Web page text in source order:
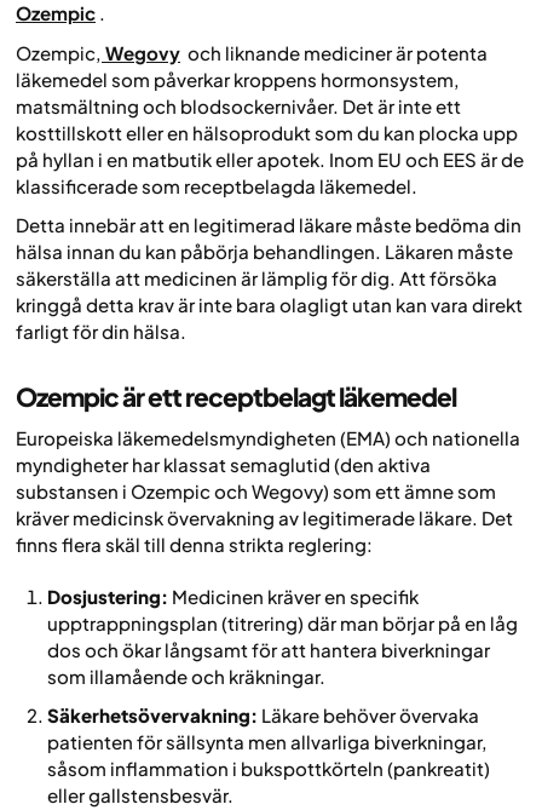
Ozempic .
Ozempic, Wegovy och liknande mediciner är potenta
läkemedel som påverkar kroppens hormonsystem,
matsmältning och blodsockernivåer. Det är inte ett
kosttillskott eller en hälsoprodukt som du kan plocka upp
på hyllan i en matbutik eller apotek. Inom EU och EES är de
klassificerade som receptbelagda läkemedel.
Detta innebär att en legitimerad läkare måste bedöma din
hälsa innan du kan påbörja behandlingen. Läkaren måste
säkerställa att medicinen är lämplig för dig. Att försöka
kringgå detta krav är inte bara olagligt utan kan vara direkt
farligt för din hälsa.
Ozempic är ett receptbelagt läkemedel
Europeiska läkemedelsmyndigheten (EMA) och nationella
myndigheter har klassat semaglutid (den aktiva
substansen i Ozempic och Wegovy) som ett ämne som
kräver medicinsk övervakning av legitimerade läkare. Det
finns flera skäl till denna strikta reglering:
Dosjustering: Medicinen kräver en specifik
upptrappningsplan (titrering) där man börjar på en låg
dos och ökar långsamt för att hantera biverkningar
som illamående och kräkningar.
Säkerhetsövervakning: Läkare behöver övervaka
patienten för sällsynta men allvarliga biverkningar,
såsom inflammation i bukspottkörteln (pankreatit)
eller gallstensbesvär.